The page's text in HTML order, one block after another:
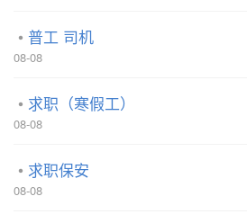
普工 司机
08-08
求职（寒假工）
08-08
求职保安
08-08